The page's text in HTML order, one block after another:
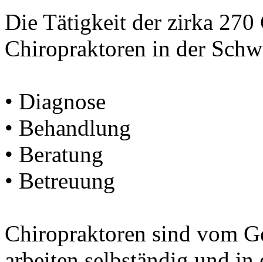
Die Tätigkeit der zirka
Chiropraktoren in der
• Diagnose
• Behandlung
• Beratung
• Betreuung
Chiropraktoren sind vom